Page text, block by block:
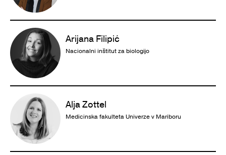
Arijana Filipić
Nacionalni inštitut za biologijo
Alja Zottel
Medicinska fakulteta Univerze v Mariboru